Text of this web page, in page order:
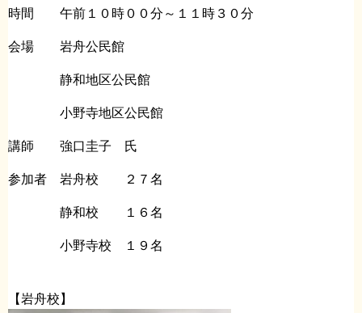
時間 午前１０時００分～１１時３０分
会場 岩舟公民館
静和地区公民館
小野寺地区公民館
講師 強口圭子 氏
参加者 岩舟校 ２７名
静和校 １６名
小野寺校 １９名
【岩舟校】